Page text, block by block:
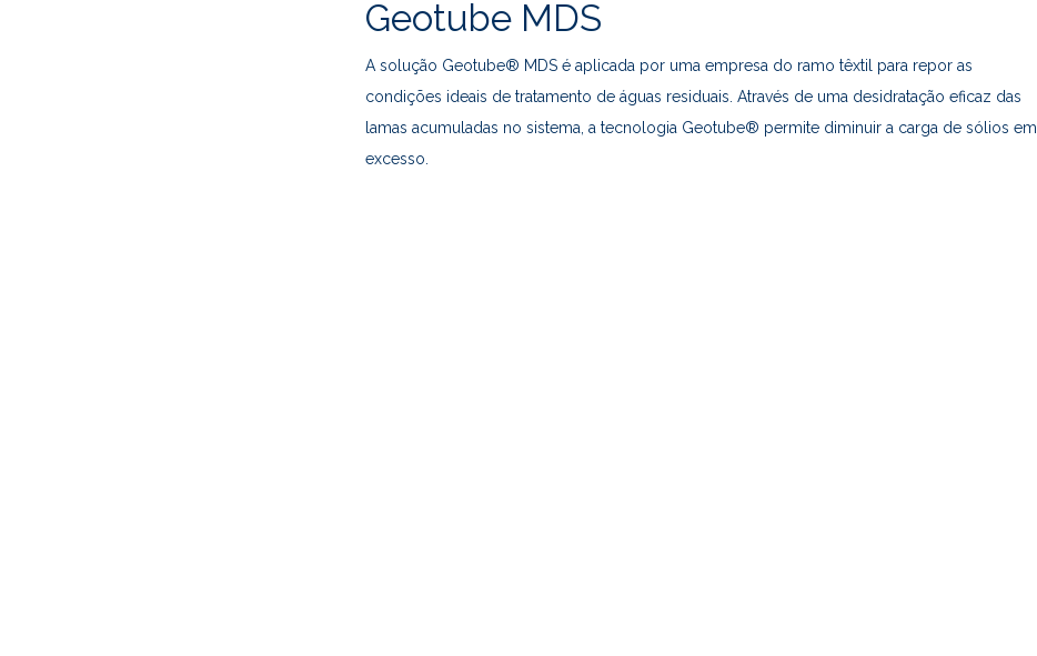
Geotube MDS
A solução Geotube® MDS é aplicada por uma empresa do ramo têxtil para repor as
condições ideais de tratamento de águas residuais. Através de uma desidratação eficaz das
lamas acumuladas no sistema, a tecnologia Geotube® permite diminuir a carga de sólios em
excesso.